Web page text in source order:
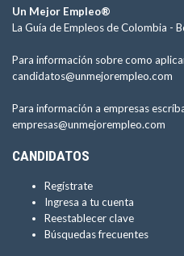
Un Mejor Empleo®
La Guía de Empleos de Colombia -
Para información sobre como
candidatos@unmejorempleo.com
Para información a empresas
empresas@unmejorempleo.com
CANDIDATOS
Regístrate
Ingresa a tu cuenta
Reestablecer clave
Búsquedas frecuentes